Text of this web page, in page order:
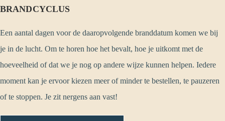
BRANDCYCLUS
Een aantal dagen voor de daaropvolgende branddatum komen we bij
je in de lucht. Om te horen hoe het bevalt, hoe je uitkomt met de
hoeveelheid of dat we je nog op andere wijze kunnen helpen. Iedere
moment kan je ervoor kiezen meer of minder te bestellen, te pauzeren
of te stoppen. Je zit nergens aan vast!